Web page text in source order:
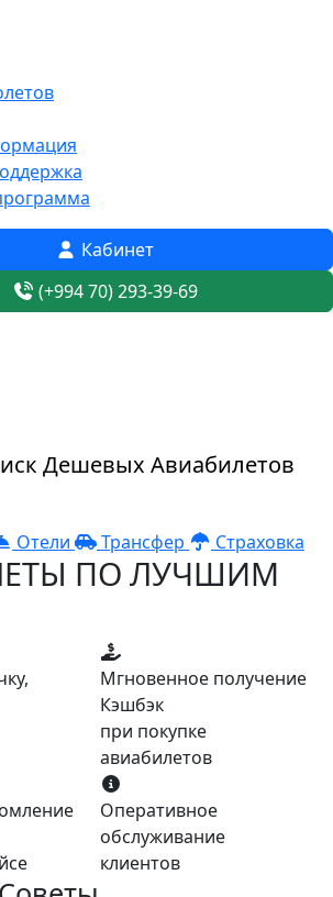
Кабинет
(+994 70) 293-39-69
Отели Трансфер Страховка
ПО ЛУЧШИМ
Мгновенное получение
Кэшбэк
при покупке
авиабилетов
Оперативное
обслуживание
клиентов